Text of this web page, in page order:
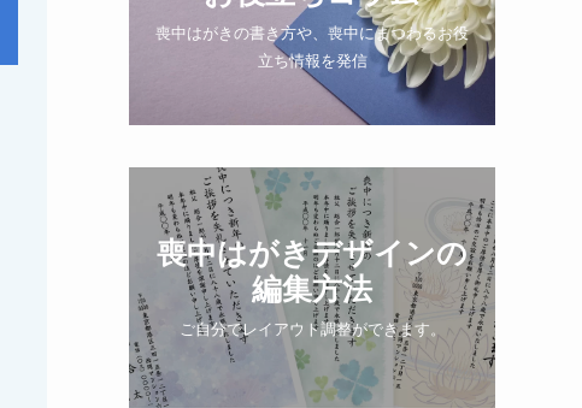
喪中はがきの書き方や、喪中にまつわるお役
立ち情報を発信
喪中はがきデザインの
編集方法
ご自分でレイアウト調整ができます。